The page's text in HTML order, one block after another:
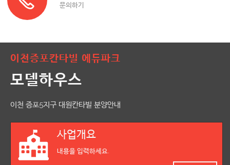
문의하기
이천증포칸타빌 에듀파크
모델하우스
이천 증포5지구 대원칸타빌 분양안내
사업개요
내용을 입력하세요.